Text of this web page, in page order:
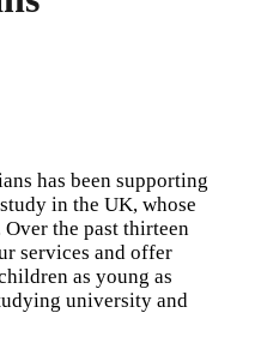
has been supporting
in the UK, whose
Over the past thirteen
services and offer
as young as
university and